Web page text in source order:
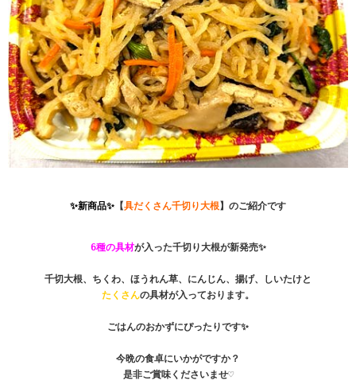
✨新商品✨ 【具だくさん千切り大根】のご紹介です
6種の具材が入った千切り大根が新発売✨
たくさんの具材が入っております。
ごはんのおかずにぴったりです✨
今晩の食卓にいかがですか？
是非ご賞味くださいませ♡